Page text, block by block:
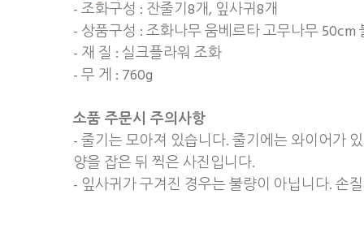
- 조화구성 : 잔줄기8개, 잎사귀8개
- 상품구성 : 조화나무 움베르타 고무나무 50cm
- 재 질 : 실크플라워 조화
- 무 게 : 760g
소품 주문시 주의사항
- 줄기는 모아져 있습니다. 줄기에는 와이어가
양을 잡은 뒤 찍은 사진입니다.
- 잎사귀가 구겨진 경우는 불량이 아닙니다. 손